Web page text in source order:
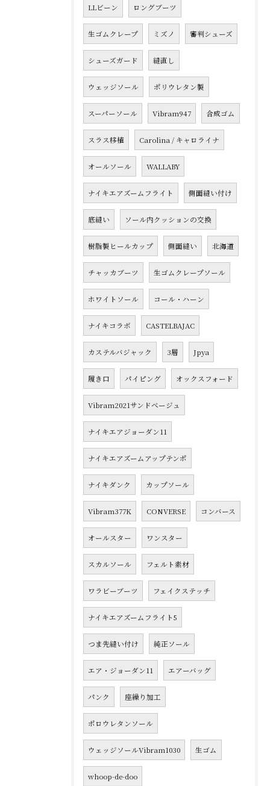
LLビーン ロングブーツ
生ゴムクレープ ミズノ 審判シューズ
シューズガード 縫直し
ウェッジソール ポリウレタン製
スーパーソール Vibram947 合成ゴム
スラス移植 Carolina / キャロライナ
オールソール WALLABY
ナイキエアズームフライト 側面縫い付け
底縫い ソール内クッションの交換
樹脂製ヒールカップ 側面縫い 北海道
チャッカブーツ 生ゴムクレープソール
ホワイトソール コール・ハーン
ナイキコラボ CASTELBAJAC
カステルバジャック 3層 Jpya
履き口 パイピング オックスフォード
Vibram2021サンドベージュ
ナイキエアジョーダン11
ナイキエアズームアップテンポ
ナイキダンク カップソール
Vibram377K CONVERSE コンバース
オールスター ワンスター
スカルソール フェルト素材
ワラビーブーツ フェイクステッチ
ナイキエアズームフライト5
つま先縫い付け 純正ソール
エア・ジョーダン11 エアーバッグ
パンク 座繰り加工
ポロウレタンソール
ウェッジソールVibram1030 生ゴム
whoop-de-doo